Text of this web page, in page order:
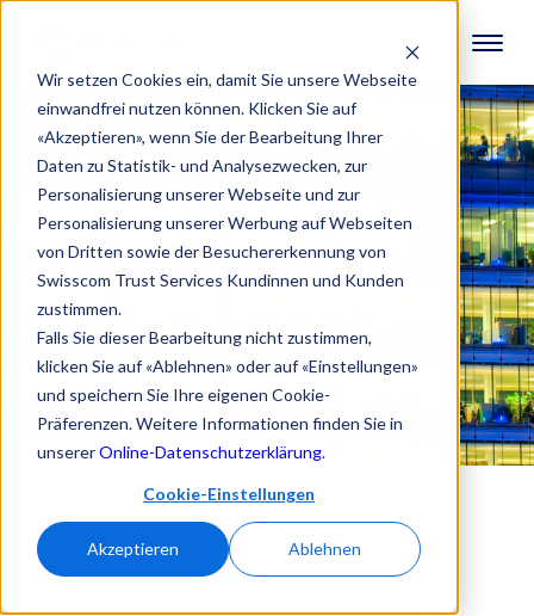
Wir setzen Cookies ein, damit Sie unsere Webseite
einwandfrei nutzen können. Klicken Sie auf
«Akzeptieren», wenn Sie der Bearbeitung Ihrer
Daten zu Statistik- und Analysezwecken, zur
Personalisierung unserer Webseite und zur
Personalisierung unserer Werbung auf Webseiten
von Dritten sowie der Besuchererkennung von
Swisscom Trust Services Kundinnen und Kunden
zustimmen.
Falls Sie dieser Bearbeitung nicht zustimmen,
klicken Sie auf «Ablehnen» oder auf «Einstellungen»
und speichern Sie Ihre eigenen Cookie-
Präferenzen. Weitere Informationen finden Sie in
unsererOnline-Datenschutzerklärung.
Cookie-Einstellungen
Akzeptieren Ablehnen
24.02.2021